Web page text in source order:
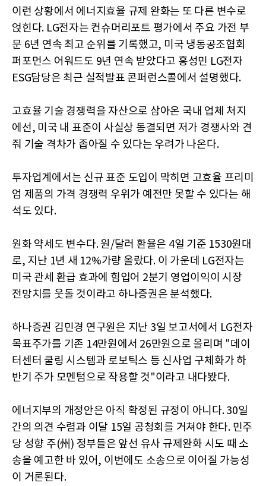
이런 상황에서 에너지효율 규제 완화는 또 다른 변수로
얹힌다. LG전자는 컨슈머리포트 평가에서 주요 가전 부
문 6년 연속 최고 순위를 기록했고, 미국 냉동공조협회
퍼포먼스 어워드도 9년 연속 받았다고 홍성민 LG전자
ESG담당은 최근 실적발표 콘퍼런스콜에서 설명했다.
고효율 기술 경쟁력을 자산으로 삼아온 국내 업체 처지
에선, 미국 내 표준이 사실상 동결되면 저가 경쟁사와 견
줘 기술 격차가 좁아질 수 있다는 우려가 나온다.
투자업계에서는 신규 표준 도입이 막히면 고효율 프리미
엄 제품의 가격 경쟁력 우위가 예전만 못할 수 있다는 해
석도 있다.
원화 약세도 변수다. 원/달러 환율은 4일 기준 1530원대
로, 지난 1년 새 12%가량 올랐다. 이 가운데 LG전자는
미국 관세 환급 효과에 힘입어 2분기 영업이익이 시장
전망치를 웃돌 것이라고 하나증권은 분석했다.
하나증권 김민경 연구원은 지난 3일 보고서에서 LG전자
목표주가를 기존 14만원에서 26만원으로 올리며 "데이
터센터 쿨링 시스템과 로보틱스 등 신사업 구체화가 하
반기 주가 모멘텀으로 작용할 것"이라고 내다봤다.
에너지부의 개정안은 아직 확정된 규정이 아니다. 30일
간의 의견 수렴과 이달 15일 공청회를 거쳐야 한다. 민주
당 성향 주(州) 정부들은 앞선 유사 규제완화 시도 때 소
송을 예고한 바 있어, 이번에도 소송으로 이어질 가능성
이 거론된다.